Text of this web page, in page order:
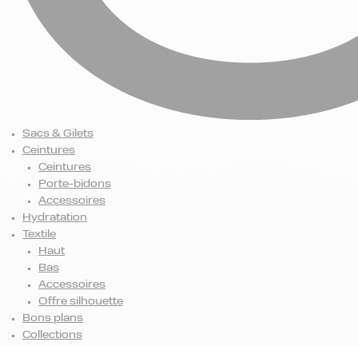
Sacs & Gilets
Ceintures
Ceintures
Porte-bidons
Accessoires
Hydratation
Textile
Haut
Bas
Accessoires
Offre silhouette
Bons plans
Collections